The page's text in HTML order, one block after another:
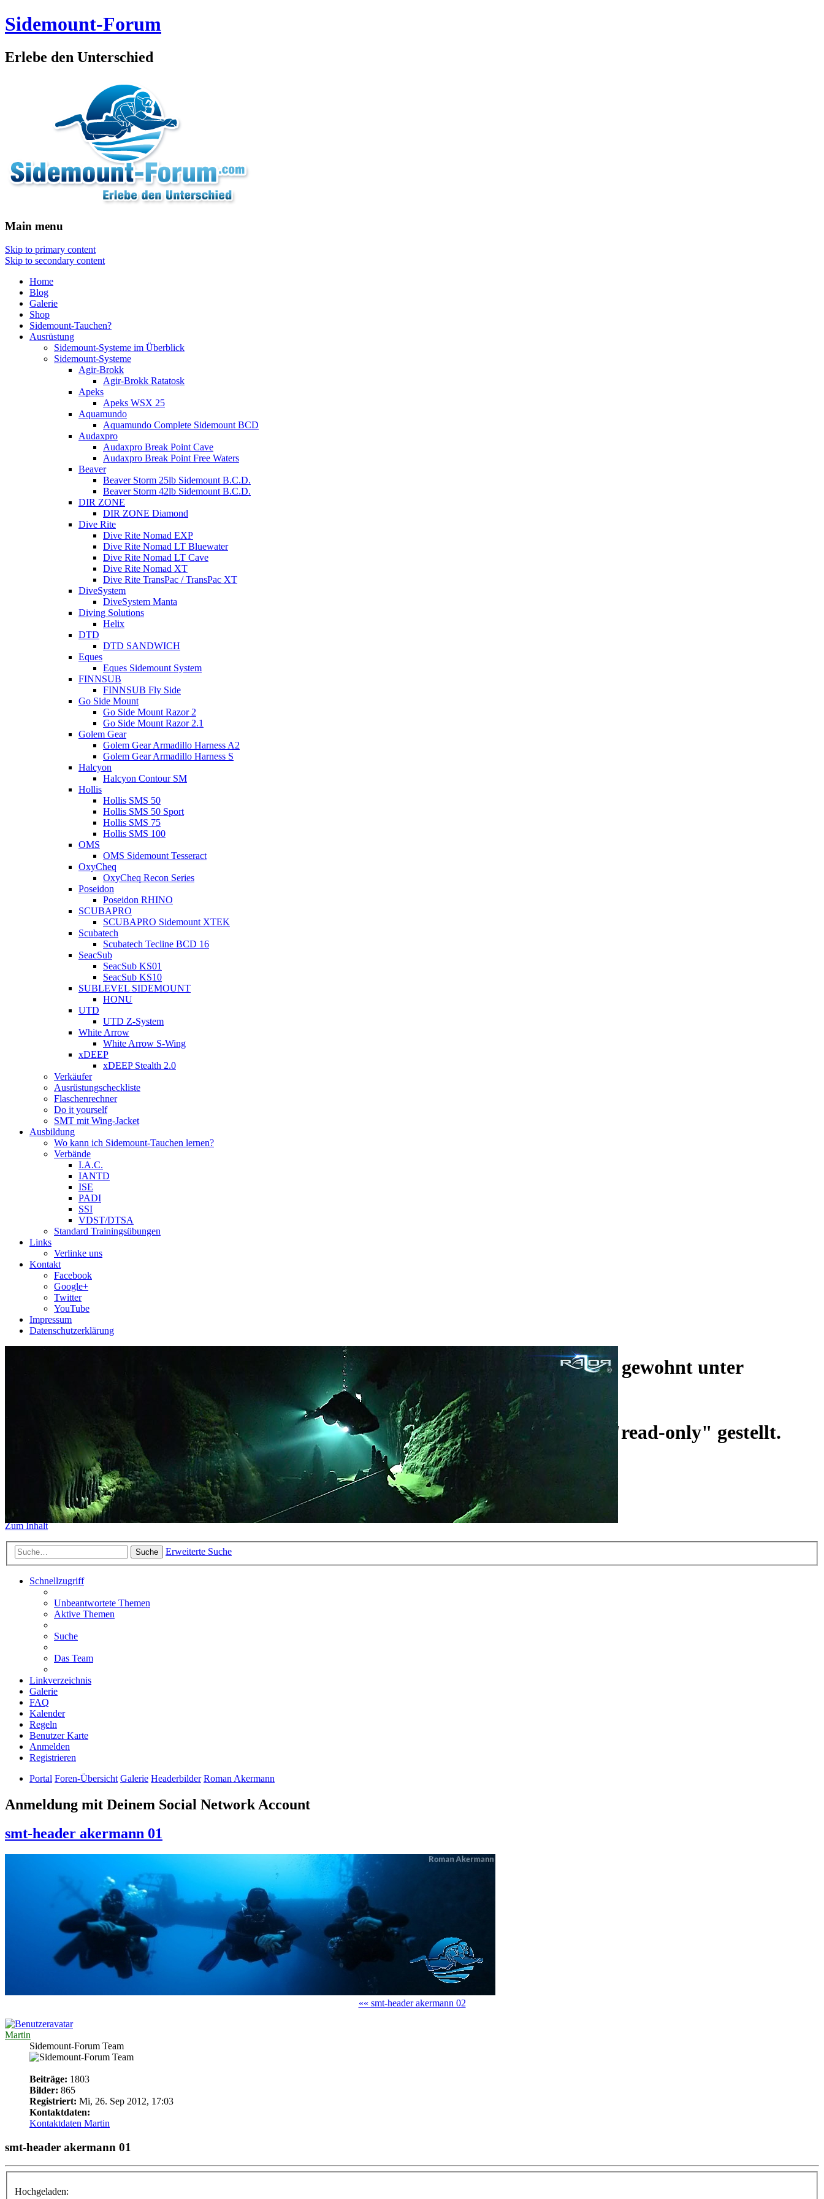
Sidemount-Forum
Erlebe den Unterschied
Main menu
Skip to primary content
Skip to secondary content
Home
Blog
Galerie
Shop
Sidemount-Tauchen?
Ausrüstung
Sidemount-Systeme im Überblick
Sidemount-Systeme
Agir-Brokk
Agir-Brokk Ratatosk
Apeks
Apeks WSX 25
Aquamundo
Aquamundo Complete Sidemount BCD
Audaxpro
Audaxpro Break Point Cave
Audaxpro Break Point Free Waters
Beaver
Beaver Storm 25lb Sidemount B.C.D.
Beaver Storm 42lb Sidemount B.C.D.
DIR ZONE
DIR ZONE Diamond
Dive Rite
Dive Rite Nomad EXP
Dive Rite Nomad LT Bluewater
Dive Rite Nomad LT Cave
Dive Rite Nomad XT
Dive Rite TransPac / TransPac XT
DiveSystem
DiveSystem Manta
Diving Solutions
Helix
DTD
DTD SANDWICH
Eques
Eques Sidemount System
FINNSUB
FINNSUB Fly Side
Go Side Mount
Go Side Mount Razor 2
Go Side Mount Razor 2.1
Golem Gear
Golem Gear Armadillo Harness A2
Golem Gear Armadillo Harness S
Halcyon
Halcyon Contour SM
Hollis
Hollis SMS 50
Hollis SMS 50 Sport
Hollis SMS 75
Hollis SMS 100
OMS
OMS Sidemount Tesseract
OxyCheq
OxyCheq Recon Series
Poseidon
Poseidon RHINO
SCUBAPRO
SCUBAPRO Sidemount XTEK
Scubatech
Scubatech Tecline BCD 16
SeacSub
SeacSub KS01
SeacSub KS10
SUBLEVEL SIDEMOUNT
HONU
UTD
UTD Z-System
White Arrow
White Arrow S-Wing
xDEEP
xDEEP Stealth 2.0
Verkäufer
Ausrüstungscheckliste
Flaschenrechner
Do it yourself
SMT mit Wing-Jacket
Ausbildung
Wo kann ich Sidemount-Tauchen lernen?
Verbände
I.A.C.
IANTD
ISE
PADI
SSI
VDST/DTSA
Standard Trainingsübungen
Links
Verlinke uns
Kontakt
Facebook
Google+
Twitter
YouTube
Impressum
Datenschutzerklärung
Das Sidemount-Forum ist auf ein neues Forensystem umgezogen und wie gewohnt unter
https://www.sidemount-forum.com
erreichbar.
Das alte Forum hier existiert nur aufgrund deralten Galerie und ist auf "read-only" gestellt.
Sidemount-Forum
Erlebe den Unterschied
Zum Inhalt
Suche Erweiterte Suche
Schnellzugriff
Unbeantwortete Themen
Aktive Themen
Suche
Das Team
Linkverzeichnis
Galerie
FAQ
Kalender
Regeln
Benutzer Karte
Anmelden
Registrieren
Portal Foren-Übersicht Galerie Headerbilder Roman Akermann
Anmeldung mit Deinem Social Network Account
smt-header akermann 01
«« smt-header akermann 02
Martin
Sidemount-Forum Team
Beiträge: 1803
Bilder: 865
Registriert: Mi, 26. Sep 2012, 17:03
Kontaktdaten:
Kontaktdaten Martin
smt-header akermann 01
Hochgeladen: